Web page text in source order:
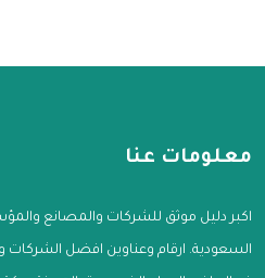
معلومات عنا
اكبر دليل موثق للشركات والمصانع
السعودية. ارقام وعناوين افضل